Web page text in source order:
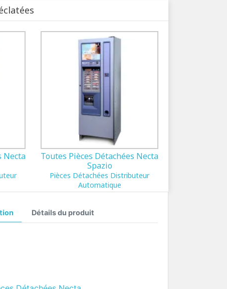
Necta
Toutes Pièces Détachées Necta
Spazio
Pièces Détachées Distributeur
Automatique
Détails du produit